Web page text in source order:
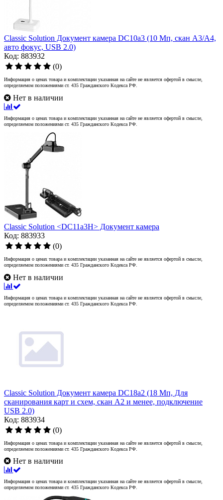
Classic Solution Документ камера DC10a3 (10 Мп, скан A3/А4,
авто фокус, USB 2.0)
Код: 883932
(0)
Информация о ценах товара и комплектации указанная на сайте не является офертой в смысле,
определяемом положениями ст. 435 Гражданского Кодекса РФ.
Нет в наличии
Информация о ценах товара и комплектации указанная на сайте не является офертой в смысле,
определяемом положениями ст. 435 Гражданского Кодекса РФ.
Classic Solution <DC11a3H> Документ камера
Код: 883933
(0)
Информация о ценах товара и комплектации указанная на сайте не является офертой в смысле,
определяемом положениями ст. 435 Гражданского Кодекса РФ.
Нет в наличии
Информация о ценах товара и комплектации указанная на сайте не является офертой в смысле,
определяемом положениями ст. 435 Гражданского Кодекса РФ.
Classic Solution Документ камера DC18a2 (18 Мп, Для
сканирования карт и схем, скан A2 и менее, подключение
USB 2.0)
Код: 883934
(0)
Информация о ценах товара и комплектации указанная на сайте не является офертой в смысле,
определяемом положениями ст. 435 Гражданского Кодекса РФ.
Нет в наличии
Информация о ценах товара и комплектации указанная на сайте не является офертой в смысле,
определяемом положениями ст. 435 Гражданского Кодекса РФ.